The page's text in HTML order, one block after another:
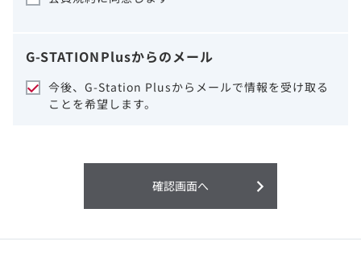
ギリアドは、本サイトのコンテンツについて
細心の注意を払い、正確かつ最新の情報を提
供するように努力をしておりますが、正確
性、確実性、妥当性、有用性、ご利用になら
利用することまたは利用できなかったことよ
り生じる損害については一切の責任を負いか
含む）の情報は、その製品またはその製品の
G-STATIONPlusからのメール
今後、G-Station Plusからメールで情報を受け取る
ことを希望します。
確認画面へ